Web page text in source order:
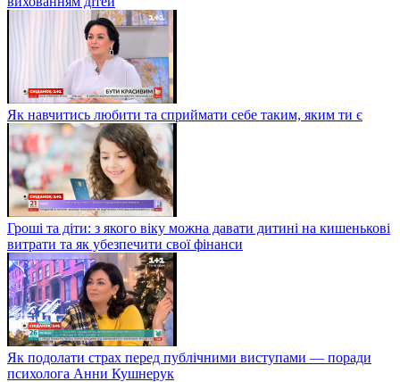
Як навчитись любити та сприймати себе таким, яким ти є
Гроші та діти: з якого віку можна давати дитині на кишенькові
витрати та як убезпечити свої фінанси
Як подолати страх перед публічними виступами — поради
психолога Анни Кушнерук